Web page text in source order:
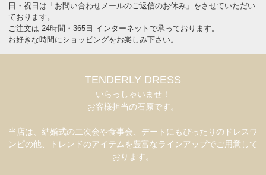
日・祝日は「お問い合わせメールのご返信のお休み」をさせていただい
ております。
ご注文は 24時間・365日 インターネットで承っております。
お好きな時間にショッピングをお楽しみ下さい。
TENDERLY DRESS
いらっしゃいませ！
お客様担当の石原です。
当店は、結婚式の二次会や食事会、デートにもぴったりのドレスワ
ンピの他、トレンドのアイテムを豊富なラインアップでご用意して
おります。